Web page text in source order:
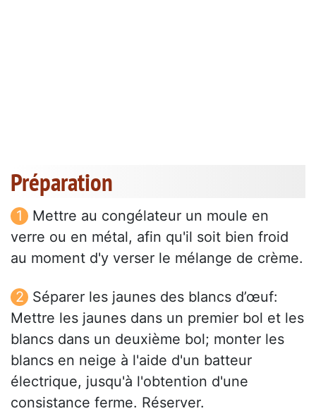
Préparation
Mettre au congélateur un moule en
verre ou en métal, afin qu'il soit bien froid
au moment d'y verser le mélange de crème.
Séparer les jaunes des blancs d’œuf:
Mettre les jaunes dans un premier bol et les
blancs dans un deuxième bol; monter les
blancs en neige à l'aide d'un batteur
électrique, jusqu'à l'obtention d'une
consistance ferme. Réserver.